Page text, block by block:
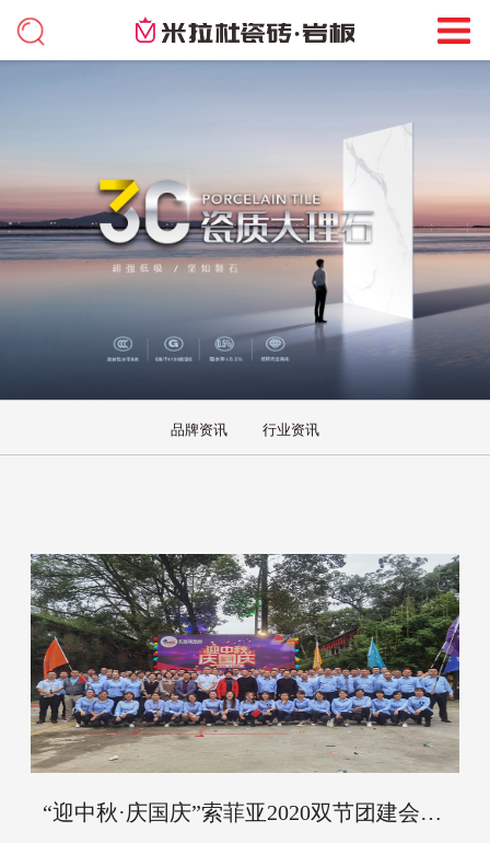
品牌资讯 行业资讯
“迎中秋·庆国庆”索菲亚2020双节团建会圆满结束